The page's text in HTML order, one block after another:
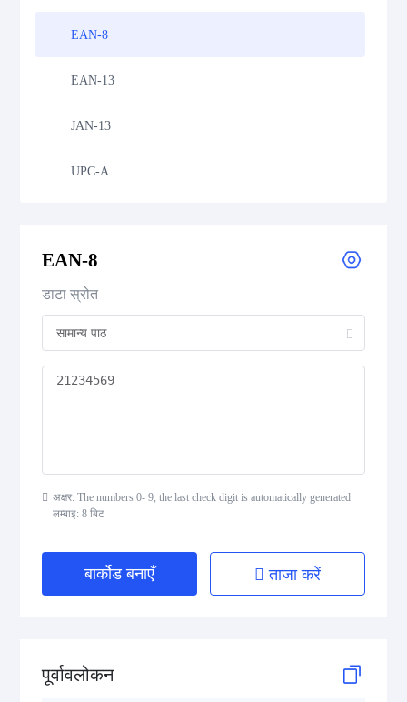
EAN-8
EAN-13
JAN-13
UPC-A
UPC Supplemental 2-Digit
UPC Supplemental 5-Digit
GS1 2D Codes
EAN-8
डाटा स्रोत
अक्षर: The numbers 0- 9, the last check digit is automatically generated
लम्बाइ: 8 बिट
बार्कोड बनाएँ ताजा करें
पूर्वावलोकन